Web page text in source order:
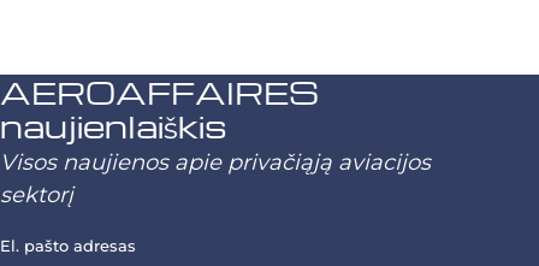
AEROAFFAIRES
naujienlaiškis
Visos naujienos apie privačiąją aviacijos
sektorį
El. pašto adresas